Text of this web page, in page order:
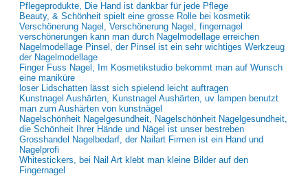
Pflegeprodukte, Die Hand ist dankbar für jede Pflege
Beauty, & Schönheit spielt eine grosse Rolle bei kosmetik
Verschönerung Nagel, Verschönerung Nagel, fingernagel
verschönerungen kann man durch Nagelmodellage erreichen
Nagelmodellage Pinsel, der Pinsel ist ein sehr wichtiges Werkzeug
der Nagelmodellage
Finger Fuss Nagel, Im Kosmetikstudio bekommt man auf Wunsch
eine maniküre
loser Lidschatten lässt sich spielend leicht auftragen
Kunstnagel Aushärten, Kunstnagel Aushärten, uv lampen benutzt
man zum Aushärten von kunstnägel
Nagelschönheit Nagelgesundheit, Nagelschönheit Nagelgesundheit,
die Schönheit Ihrer Hände und Nägel ist unser bestreben
Grosshandel Nagelbedarf, der Nailart Firmen ist ein Hand und
Nagelprofi
Whitestickers, bei Nail Art klebt man kleine Bilder auf den
Fingernagel